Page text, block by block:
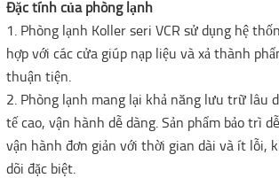
Đặc tính của phòng lạnh
1. Phòng lạnh Koller seri VCR sử dụng hệ
hợp với các cửa giúp nạp liệu và xả thành
thuận tiện.
2. Phòng lạnh mang lại khả năng lưu trữ lâu
tế cao, vận hành dễ dàng. Sản phẩm bảo trì
vận hành đơn giản với thời gian dài và ít lỗi,
dõi đặc biệt.